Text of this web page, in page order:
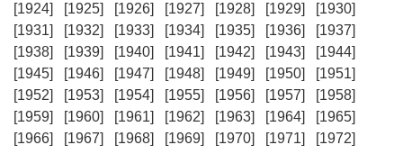
[1924]
[1925] [1926] [1927] [1928] [1929]
[1930]
[1931]
[1932] [1933] [1934] [1935] [1936]
[1937]
[1938]
[1939] [1940] [1941] [1942] [1943]
[1944]
[1945]
[1946] [1947] [1948] [1949] [1950]
[1951]
[1952]
[1953] [1954] [1955] [1956] [1957]
[1958]
[1959]
[1960] [1961] [1962] [1963] [1964]
[1965]
[1966]
[1967] [1968] [1969] [1970] [1971]
[1972]